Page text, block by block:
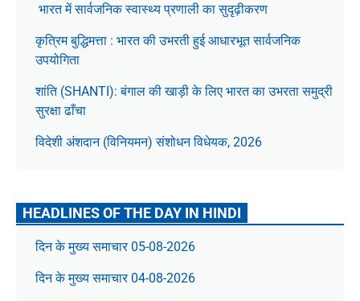
भारत में सार्वजनिक स्वास्थ्य प्रणाली का सुदृढ़ीकरण
कृत्रिम बुद्धिमत्ता : भारत की उभरती हुई आधारभूत सार्वजनिक
उपयोगिता
शांति (SHANTI): बंगाल की खाड़ी के लिए भारत का उभरता समुद्री
सुरक्षा ढाँचा
विदेशी अंशदान (विनियमन) संशोधन विधेयक, 2026
HEADLINES OF THE DAY IN HINDI
दिन के मुख्य समाचार 05-08-2026
दिन के मुख्य समाचार 04-08-2026